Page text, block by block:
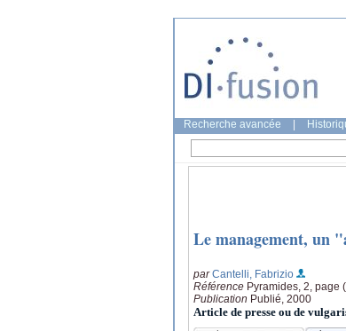
Recherche avancée
Le management, un
parCantelli, Fabrizio
Référence Pyramides, 2, page
Publication Publié, 2000
Article de presse ou de